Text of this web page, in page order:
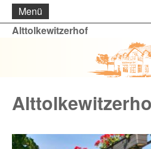
Menü
Alttolkewitzerhof